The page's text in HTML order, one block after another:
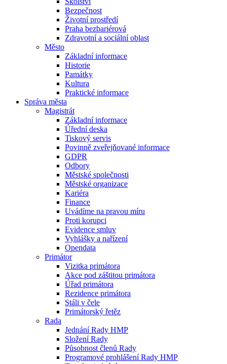
Bezpečnost
Životní prostředí
Praha bezbariérová
Zdravotní a sociální oblast
Město
Základní informace
Historie
Památky
Kultura
Praktické informace
Správa města
Magistrát
Základní informace
Úřední deska
Tiskový servis
Povinně zveřejňované informace
GDPR
Odbory
Městské společnosti
Městské organizace
Kariéra
Finance
Uvádíme na pravou míru
Proti korupci
Evidence smluv
Vyhlášky a nařízení
Opendata
Primátor
Vizitka primátora
Akce pod záštitou primátora
Úřad primátora
Rezidence primátora
Stáli v čele
Primátorský řetěz
Rada
Jednání Rady HMP
Složení Rady
Působnost členů Rady
Programové prohlášení Rady HMP